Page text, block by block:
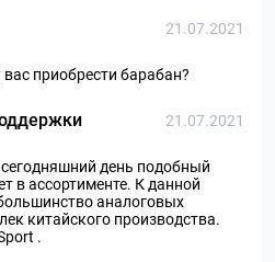
21.07.2021
приобрести барабан?
21.07.2021
день подобный
в ассортименте. К данной
аналоговых
китайского производства.
.